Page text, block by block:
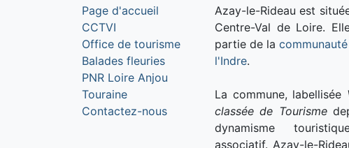
Page d'accueil
CCTVI
Office de tourisme
Balades fleuries
PNR Loire Anjou
Touraine
Contactez-nous
Azay-le-Rideau est
Centre-Val de Loire.
partie de la
l'Indre.
La commune, labellisée
classée de Tourisme
dynamisme
associatif. Azay-le-